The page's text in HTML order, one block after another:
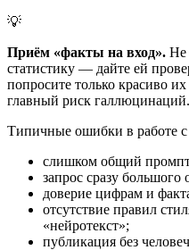
💡
Приём «факты на вход». Не
статистику — дайте ей
попросите только красиво
главный риск галлюцинаций.
Типичные ошибки в работе с
слишком общий промпт
запрос сразу
доверие цифрам и
отсутствие правил
«нейротекст»;
публикация без